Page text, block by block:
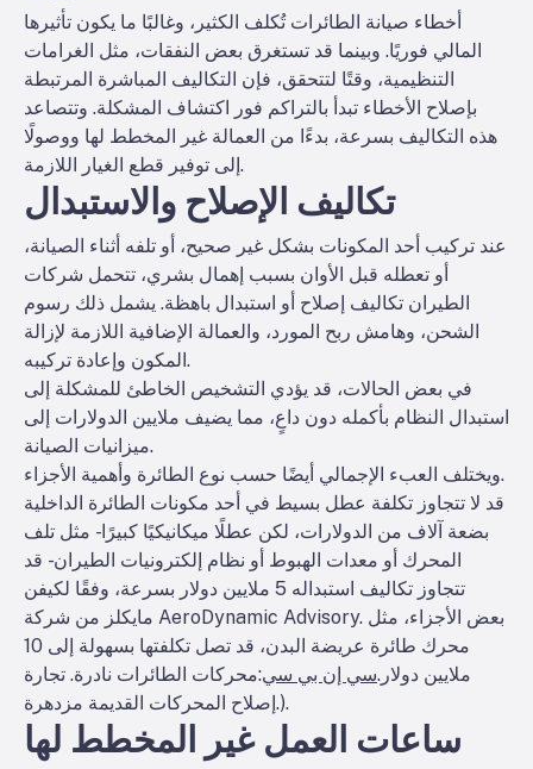
أخطاء صيانة الطائرات تُكلف الكثير، وغالبًا ما يكون تأثيرها
المالي فوريًا. وبينما قد تستغرق بعض النفقات، مثل الغرامات
التنظيمية، وقتًا لتتحقق، فإن التكاليف المباشرة المرتبطة
بإصلاح الأخطاء تبدأ بالتراكم فور اكتشاف المشكلة. وتتصاعد
هذه التكاليف بسرعة، بدءًا من العمالة غير المخطط لها ووصولًا
إلى توفير قطع الغيار اللازمة.
تكاليف الإصلاح والاستبدال
عند تركيب أحد المكونات بشكل غير صحيح، أو تلفه أثناء الصيانة،
أو تعطله قبل الأوان بسبب إهمال بشري، تتحمل شركات
الطيران تكاليف إصلاح أو استبدال باهظة. يشمل ذلك رسوم
الشحن، وهامش ربح المورد، والعمالة الإضافية اللازمة لإزالة
المكون وإعادة تركيبه.
في بعض الحالات، قد يؤدي التشخيص الخاطئ للمشكلة إلى
استبدال النظام بأكمله دون داعٍ، مما يضيف ملايين الدولارات إلى
ميزانيات الصيانة.
ويختلف العبء الإجمالي أيضًا حسب نوع الطائرة وأهمية الأجزاء.
قد لا تتجاوز تكلفة عطل بسيط في أحد مكونات الطائرة الداخلية
بضعة آلاف من الدولارات، لكن عطلًا ميكانيكيًا كبيرًا - مثل تلف
المحرك أو معدات الهبوط أو نظام إلكترونيات الطيران - قد
تتجاوز تكاليف استبداله 5 ملايين دولار بسرعة، وفقًا لكيفن
مايكلز من شركة AeroDynamic Advisory. بعض الأجزاء، مثل
محرك طائرة عريضة البدن، قد تصل تكلفتها بسهولة إلى 10
ملايين دولار.سي إن بي سي:محركات الطائرات نادرة. تجارة
إصلاح المحركات القديمة مزدهرة.).
ساعات العمل غير المخطط لها